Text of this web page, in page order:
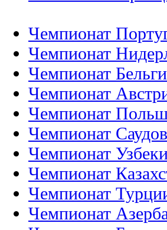
Чемпионат
Чемпионат
Чемпионат
Чемпионат
Чемпионат
Чемпионат
Чемпионат
Чемпионат
Чемпионат
Чемпионат